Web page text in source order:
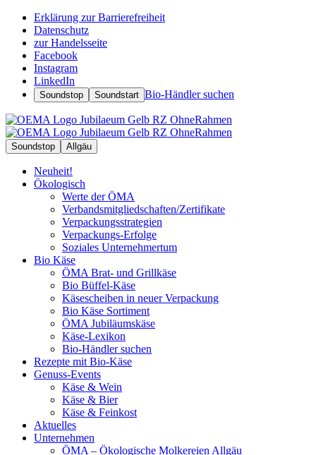
Erklärung zur Barrierefreiheit
Datenschutz
zur Handelsseite
Facebook
Instagram
LinkedIn
Soundstop Soundstart Bio-Händler suchen
Soundstop Allgäu
Neuheit!
Ökologisch
Werte der ÖMA
Verbandsmitgliedschaften/Zertifikate
Verpackungsstrategien
Verpackungs-Erfolge
Soziales Unternehmertum
Bio Käse
ÖMA Brat- und Grillkäse
Bio Büffel-Käse
Käsescheiben in neuer Verpackung
Bio Käse Sortiment
ÖMA Jubiläumskäse
Käse-Lexikon
Bio-Händler suchen
Rezepte mit Bio-Käse
Genuss-Events
Käse & Wein
Käse & Bier
Käse & Feinkost
Aktuelles
Unternehmen
ÖMA – Ökologische Molkereien Allgäu